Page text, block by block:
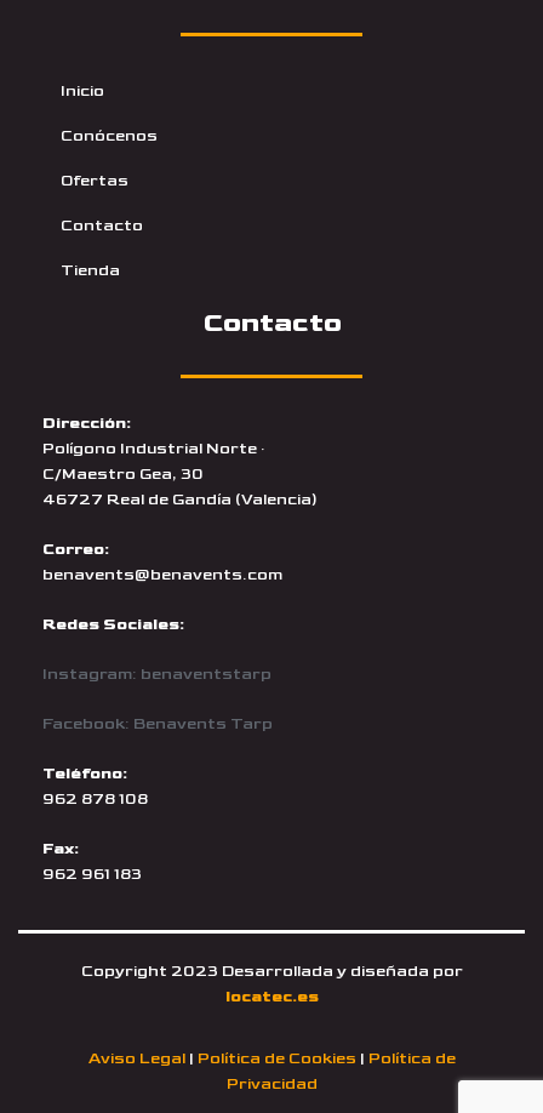
Inicio
Conócenos
Ofertas
Contacto
Tienda
Contacto
Dirección:
Polígono Industrial Norte ·
C/Maestro Gea, 30
46727 Real de Gandía (Valencia)
Correo:
benavents@benavents.com
Redes Sociales:
Instagram: benaventstarp
Facebook: Benavents Tarp
Teléfono:
962 878 108
Fax:
962 961 183
Copyright 2023 Desarrollada y diseñada por
locatec.es
Aviso Legal | Política de Cookies | Política de
Privacidad